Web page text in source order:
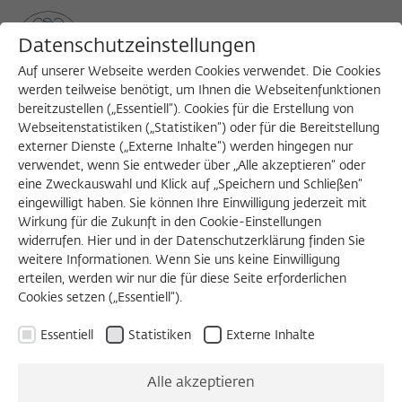
MENU
Search
Texte (via Wikocloud)
WORKSHOP 2016/2017 | FELLOW FORUM
Interpretation?
Datenschutzeinstellungen
Auf unserer Webseite werden Cookies verwendet. Die Cookies
werden teilweise benötigt, um Ihnen die Webseitenfunktionen
bereitzustellen („Essentiell“). Cookies für die Erstellung von
Webseitenstatistiken („Statistiken“) oder für die Bereitstellung
externer Dienste („Externe Inhalte“) werden hingegen nur
verwendet, wenn Sie entweder über „Alle akzeptieren“ oder
eine Zweckauswahl und Klick auf „Speichern und Schließen“
eingewilligt haben. Sie können Ihre Einwilligung jederzeit mit
Wirkung für die Zukunft in den Cookie-Einstellungen
widerrufen. Hier und in der Datenschutzerklärung finden Sie
weitere Informationen. Wenn Sie uns keine Einwilligung
erteilen, werden wir nur die für diese Seite erforderlichen
Cookies setzen („Essentiell“).
Essentiell Statistiken Externe Inhalte
Alle akzeptieren